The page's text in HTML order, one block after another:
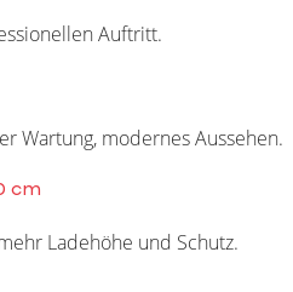
Auftritt.
Wartung, modernes Aussehen.
cm
Ladehöhe und Schutz.